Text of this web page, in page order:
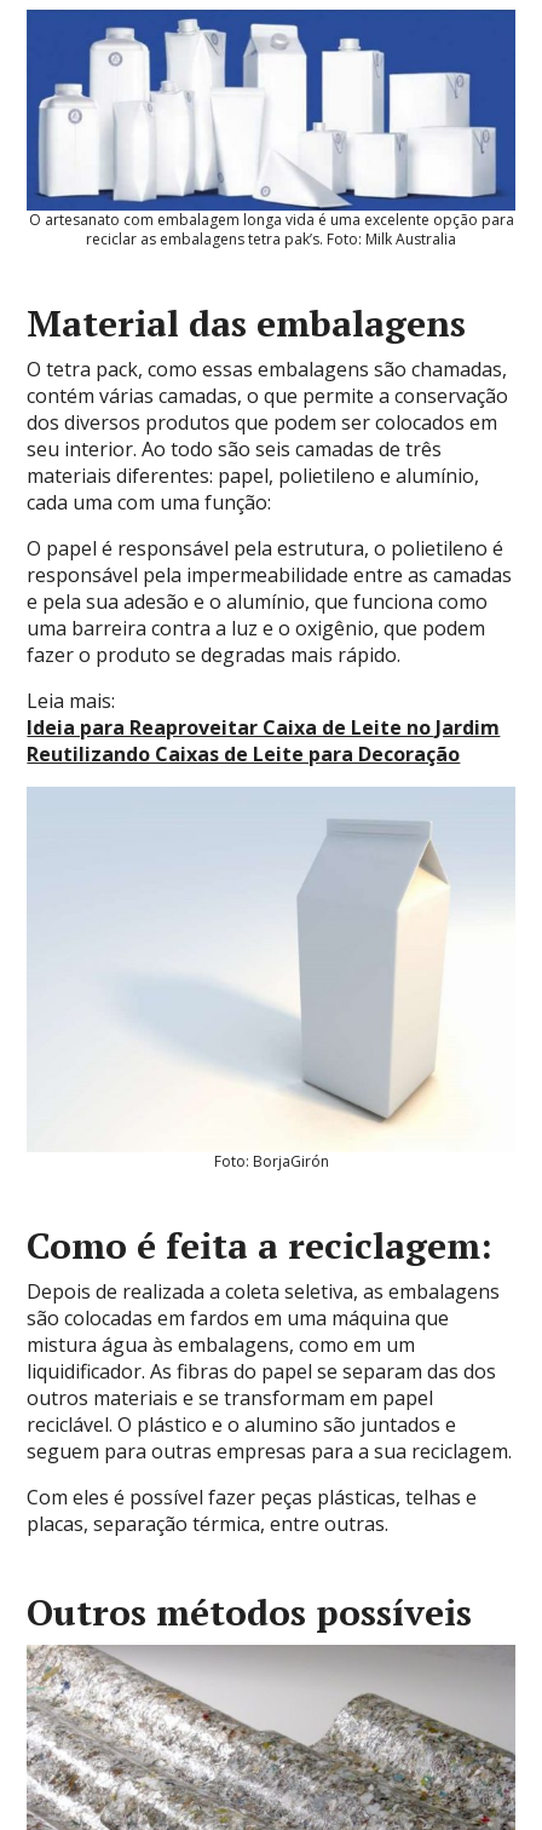
O artesanato com embalagem longa vida é uma excelente opção para
reciclar as embalagens tetra pak’s. Foto: Milk Australia
Material das embalagens
O tetra pack, como essas embalagens são chamadas,
contém várias camadas, o que permite a conservação
dos diversos produtos que podem ser colocados em
seu interior. Ao todo são seis camadas de três
materiais diferentes: papel, polietileno e alumínio,
cada uma com uma função:
O papel é responsável pela estrutura, o polietileno é
responsável pela impermeabilidade entre as camadas
e pela sua adesão e o alumínio, que funciona como
uma barreira contra a luz e o oxigênio, que podem
fazer o produto se degradas mais rápido.
Leia mais:
Ideia para Reaproveitar Caixa de Leite no Jardim
Reutilizando Caixas de Leite para Decoração
Foto: BorjaGirón
Como é feita a reciclagem:
Depois de realizada a coleta seletiva, as embalagens
são colocadas em fardos em uma máquina que
mistura água às embalagens, como em um
liquidificador. As fibras do papel se separam das dos
outros materiais e se transformam em papel
reciclável. O plástico e o alumino são juntados e
seguem para outras empresas para a sua reciclagem.
Com eles é possível fazer peças plásticas, telhas e
placas, separação térmica, entre outras.
Outros métodos possíveis